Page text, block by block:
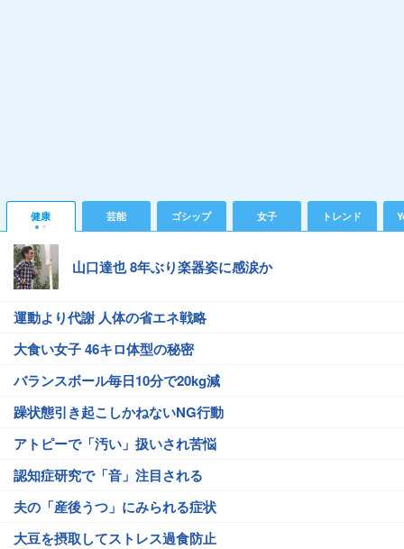
健康 芸能 ゴシップ 女子 トレンド
山口達也 8年ぶり楽器姿に感涙か
運動より代謝 人体の省エネ戦略
大食い女子 46キロ体型の秘密
バランスボール毎日10分で20kg減
躁状態引き起こしかねないNG行動
アトピーで「汚い」扱いされ苦悩
認知症研究で「音」注目される
夫の「産後うつ」にみられる症状
大豆を摂取してストレス過食防止